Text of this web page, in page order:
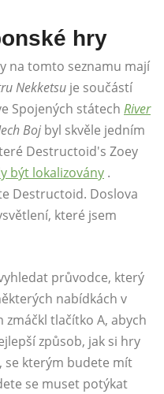
hry
na tomto seznamu mají
Nekketsu je součástí
Spojených státech River
Boj byl skvěle jedním
Destructoid's Zoey
být lokalizovány .
Destructoid. Doslova
které jsem
průvodce, který
nabídkách v
tlačítko A, abych
způsob, jak si hry
se kterým budete mít
se muset potýkat